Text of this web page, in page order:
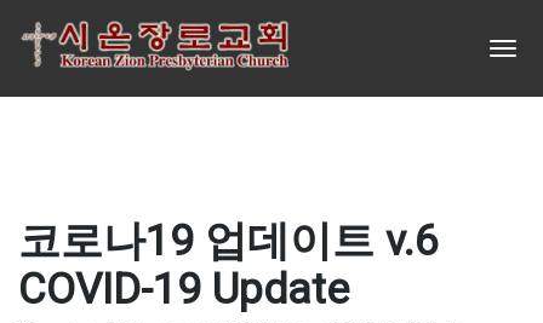
코로나19 업데이트 v.6
COVID-19 Update